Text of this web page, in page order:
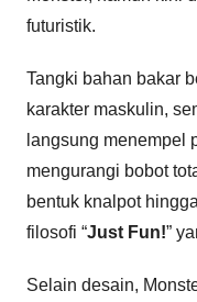
futuristik.
Tangki bahan bakar
karakter maskulin,
langsung menempel
mengurangi bobot
bentuk knalpot
filosofi “Just Fun!”
Selain desain,